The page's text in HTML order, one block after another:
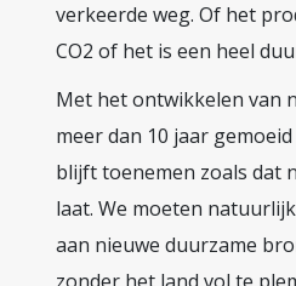
verkeerde weg. Of het
CO2 of het is een heel
Met het ontwikkelen van
meer dan 10 jaar
blijft toenemen zoals dat
laat. We moeten
aan nieuwe duurzame